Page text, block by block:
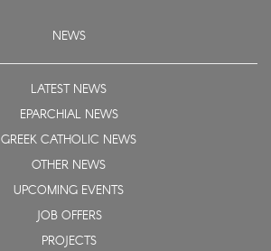
NEWS
LATEST NEWS
EPARCHIAL NEWS
GREEK CATHOLIC NEWS
OTHER NEWS
UPCOMING EVENTS
JOB OFFERS
PROJECTS